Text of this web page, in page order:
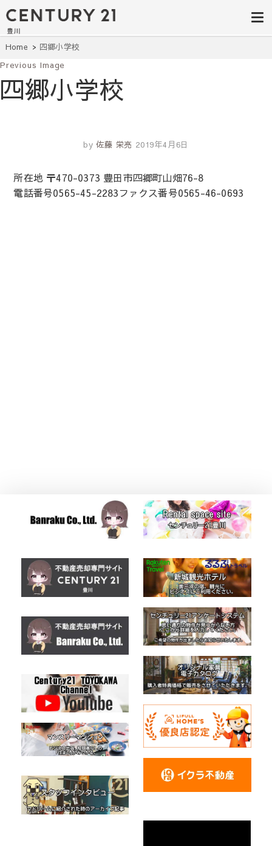
豊田市の中古
住宅・土地・
リノベ物件探
し｜センチュ
リー21豊川
建て・土地探しはセンチュリー21豊
川へ。豊田市内の最新物件情報を随
時更新中！駅近、建築条件無し、ペ
ット可、学区別など、お客様のこだ
単検索。
Home 四郷小学校
Previous Image
四郷小学校
by 佐藤 栄亮 2019年4月6日
所在地 〒470-0373 豊田市四郷町山畑76-8
電話番号0565-45-2283ファクス番号0565-46-0693